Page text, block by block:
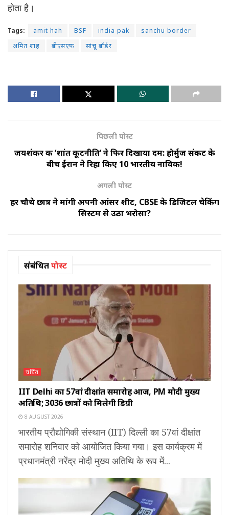
होता है।
Tags: amit hah BSF india pak
sanchu border
अमित शाह
बीएसएफ़ सांचू बॉर्डर
पिछली पोस्ट
जयशंकर की ‘शांत कूटनीति’ ने फिर दिखाया दम: होर्मुज संकट के
बीच ईरान ने रिहा किए 10 भारतीय नाविक!
अगली पोस्ट
हर चौथे छात्र ने मांगी अपनी आंसर शीट, CBSE के डिजिटल चेकिंग
सिस्टम से उठा भरोसा?
संबंधितपोस्ट
चर्चित
IIT Delhi का 57वां दीक्षांत समारोह आज, PM मोदी मुख्य
अतिथि; 3036 छात्रों को मिलेगी डिग्री
8 AUGUST 2026
भारतीय प्रौद्योगिकी संस्थान (IIT) दिल्ली का 57वां दीक्षांत
समारोह शनिवार को आयोजित किया गया। इस कार्यक्रम में
प्रधानमंत्री नरेंद्र मोदी मुख्य अतिथि के रूप में...